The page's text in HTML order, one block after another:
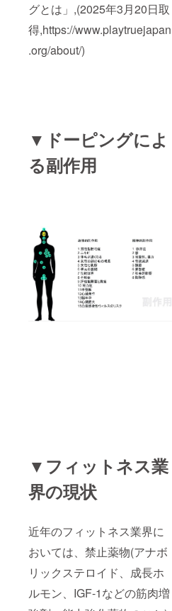
グとは」,(2025年3月20日取
得,https://www.playtruejapan
.org/about/)
▼ドーピングによ
る副作用
▼フィットネス業
界の現状
近年のフィットネス業界に
おいては、禁止薬物(アナボ
リックステロイド、成長ホ
ルモン、IGF-1などの筋肉増